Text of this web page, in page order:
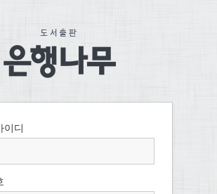
이디